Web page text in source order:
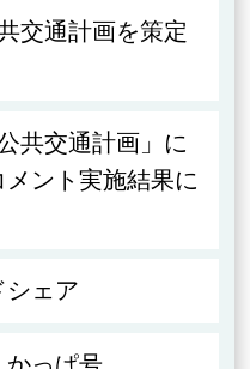
交通計画を策定
共交通計画」に
ント実施結果に
シェア